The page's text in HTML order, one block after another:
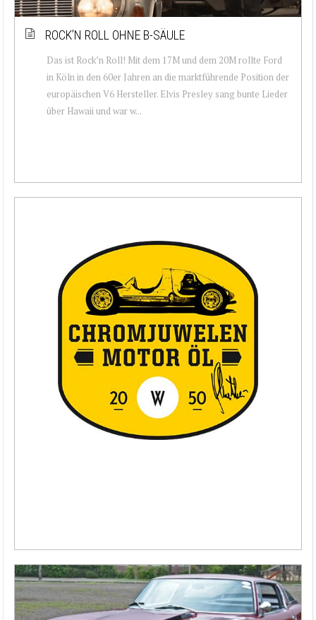
ROCK’N ROLL OHNE B-SÄULE
Das ist Rock’n Roll! Mit dem 17M und dem 20M rollte Ford
in Köln in den 60er Jahren an die marktführende Position der
europäischen V6 Hersteller. Elvis Presley sang bunte Lieder
über Hawaii und war w...